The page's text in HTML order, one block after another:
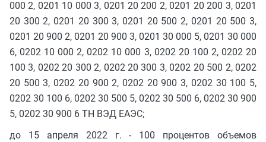
000 2, 0201 10 000 3, 0201 20 200 2, 0201 20 200 3, 0201
20 300 2, 0201 20 300 3, 0201 20 500 2, 0201 20 500 3,
0201 20 900 2, 0201 20 900 3, 0201 30 000 5, 0201 30 000
6, 0202 10 000 2, 0202 10 000 3, 0202 20 100 2, 0202 20
100 3, 0202 20 300 2, 0202 20 300 3, 0202 20 500 2, 0202
20 500 3, 0202 20 900 2, 0202 20 900 3, 0202 30 100 5,
0202 30 100 6, 0202 30 500 5, 0202 30 500 6, 0202 30 900
5, 0202 30 900 6 ТН ВЭД ЕАЭС;
до 15 апреля 2022 г. - 100 процентов объемов